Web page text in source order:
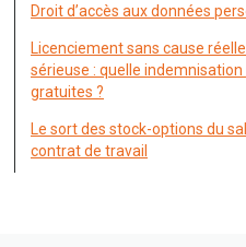
Droit d’accès aux données
Licenciement sans cause
sérieuse : quelle
gratuites ?
Le sort des stock-options du
contrat de travail